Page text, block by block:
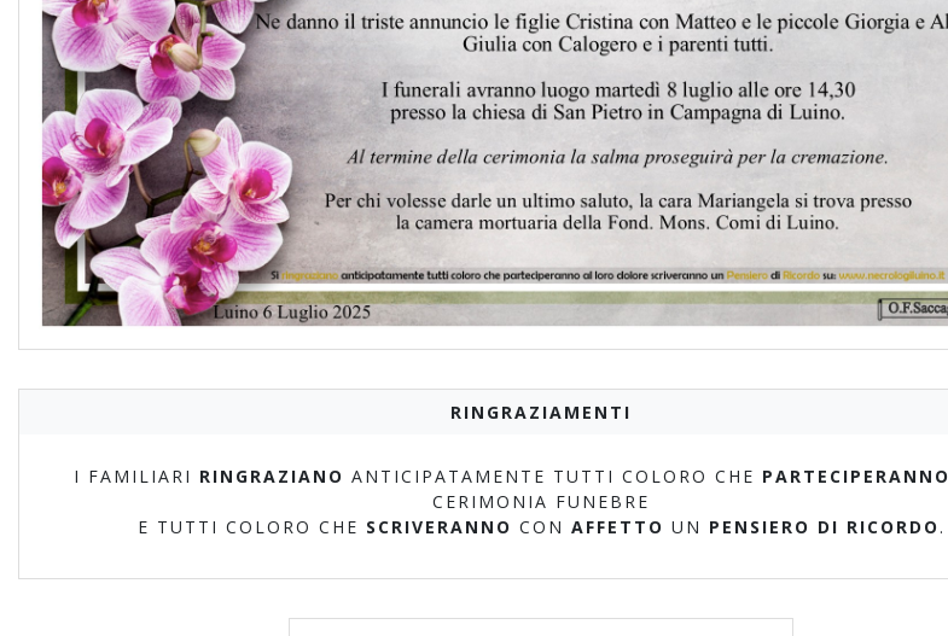
RINGRAZIAMENTI
I FAMILIARI RINGRAZIANO ANTICIPATAMENTE TUTTI COLORO CHE PARTECIPERANNO
CERIMONIA FUNEBRE
E TUTTI COLORO CHE SCRIVERANNO CON AFFETTO UN PENSIERO DI RICORDO .